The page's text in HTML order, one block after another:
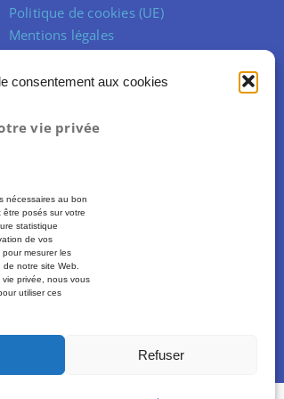
consentement aux cookies
vie privée
nécessaires au bon
posés sur votre
statistique
de vos
mesurer les
notre site Web.
privée, nous vous
utiliser ces
Refuser
Politique de cookies (UE)
Mentions légales